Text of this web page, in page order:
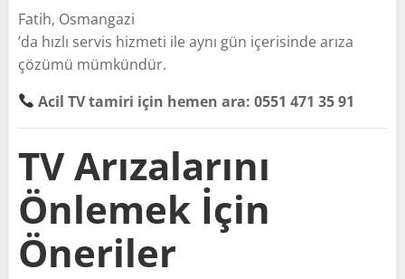
Fatih, Osmangazi
’da hızlı servis hizmeti ile aynı gün içerisinde arıza
çözümü mümkündür.
Acil TV tamiri için hemen ara: 0551 471 35 91
TV Arızalarını
Önlemek İçin
Öneriler